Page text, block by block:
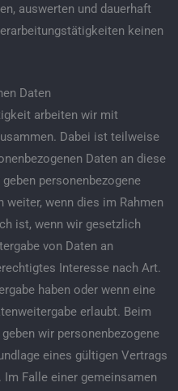
auswerten und dauerhaft
keinen
Daten
arbeiten wir mit
Dabei ist teilweise
Daten an diese
personenbezogene
weiter, wenn dies im Rahmen
ist, wenn wir gesetzlich
von Daten an
Interesse nach Art.
haben oder wenn eine
erlaubt. Beim
wir personenbezogene
eines gültigen Vertrags
Falle einer gemeinsamen